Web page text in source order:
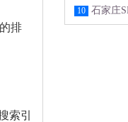
排
索引
10 石家庄